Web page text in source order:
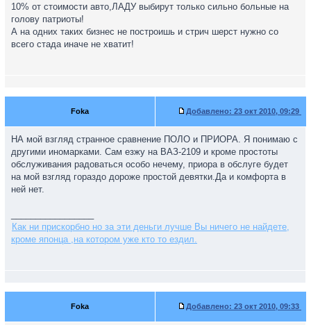
10% от стоимости авто,ЛАДУ выбирут только сильно больные на
голову патриоты!
А на одних таких бизнес не построишь и стрич шерст нужно со
всего стада иначе не хватит!
Foka Добавлено: 23 окт 2010, 09:29
НА мой взгляд странное сравнение ПОЛО и ПРИОРА. Я понимаю с
другими иномарками. Сам езжу на ВАЗ-2109 и кроме простоты
обслуживания радоваться особо нечему, приора в обслуге будет
на мой взгляд гораздо дороже простой девятки.Да и комфорта в
ней нет.
Как ни прискорбно но за эти деньги лучше Вы ничего не найдете,
кроме японца ,на котором уже кто то ездил.
Foka Добавлено: 23 окт 2010, 09:33